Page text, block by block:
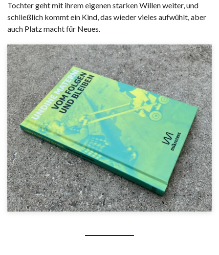
Tochter geht mit ihrem eigenen starken Willen weiter, und
schließlich kommt ein Kind, das wieder vieles aufwühlt, aber
auch Platz macht für Neues.